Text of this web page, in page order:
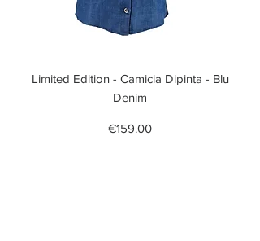
Limited Edition - Camicia Dipinta - Blu
Denim
Price
€159.00